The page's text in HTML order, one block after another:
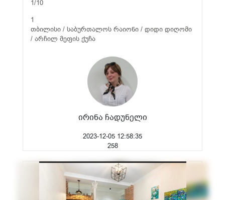
1/10
1
თბილისი / საბურთალოს რაიონი / დიდი დიღომი
/ არჩილ მეფის ქუჩა
ირინა ჩადუნელი
2023-12-05 12:58:35
258